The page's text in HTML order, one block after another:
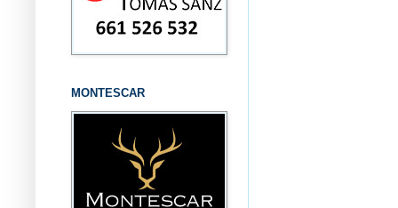
MONTESCAR